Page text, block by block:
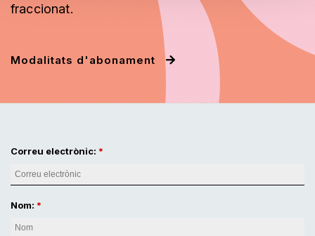
fraccionat.
Modalitats d'abonament
Correu electrònic:
Nom: